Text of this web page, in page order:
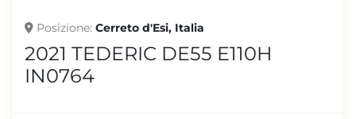
Posizione Cerreto d'Esi, Italia
2021 TEDERIC DE55 E110H
IN0764